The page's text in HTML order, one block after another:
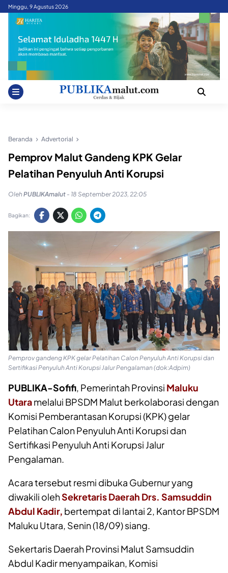
SkipMinggu, 9 Agustus 2026
Beranda Advertorial
Pemprov Malut Gandeng KPK Gelar
Pelatihan Penyuluh Anti Korupsi
OlehPUBLIKAmalut - 18 September 2023, 22:05
Bagikan:
Pemprov gandeng KPK gelar Pelatihan Calon Penyuluh Anti Korupsi dan
Sertifikasi Penyuluh Anti Korupsi Jalur Pengalaman (dok:Adpim)
PUBLIKA-Sofifi, Pemerintah Provinsi Maluku
Utaramelalui BPSDM Malut berkolaborasi dengan
Komisi Pemberantasan Korupsi (KPK) gelar
Pelatihan Calon Penyuluh Anti Korupsi dan
Sertifikasi Penyuluh Anti Korupsi Jalur
Pengalaman.
Acara tersebut resmi dibuka Gubernur yang
diwakili olehSekretaris Daerah Drs. Samsuddin
Abdul Kadir, bertempat di lantai 2, Kantor BPSDM
Maluku Utara, Senin (18/09) siang.
Sekertaris Daerah Provinsi Malut Samsuddin
Abdul Kadir menyampaikan, Komisi